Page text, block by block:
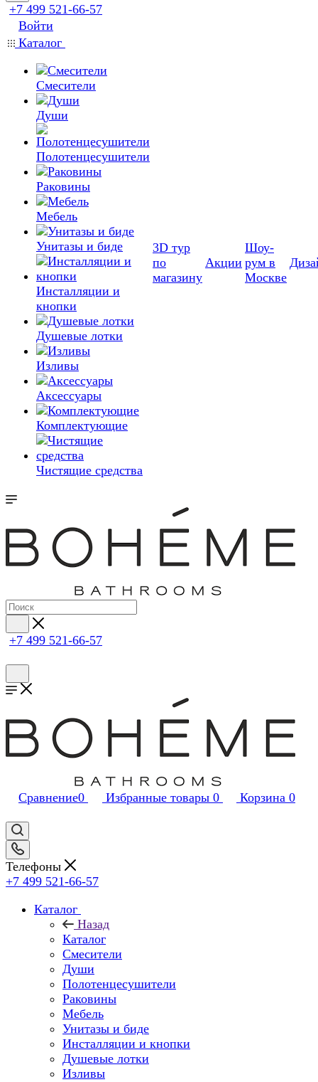
+7 499 521-66-57
Войти
Каталог
Смесители
Души
Полотенцесушители
Раковины
Мебель
Унитазы и биде
Инсталляции и
кнопки
Душевые лотки
Изливы
Аксессуары
Комплектующие
Чистящие средства
3D тур
по
магазину
Акции
Шоу-
рум в
Москве
+7 499 521-66-57
Сравнение0 Избранные товары 0 Корзина 0
Телефоны
+7 499 521-66-57
Каталог
Назад
Каталог
Смесители
Души
Полотенцесушители
Раковины
Мебель
Унитазы и биде
Инсталляции и кнопки
Душевые лотки
Изливы